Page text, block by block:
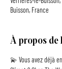
Buisson, France
À propos de
💫 Vous avez déjà